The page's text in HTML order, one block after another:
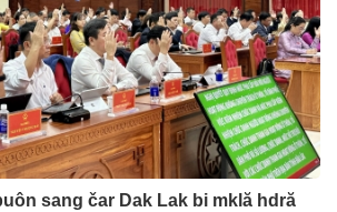
sang čar Dak Lak bi mklă hdră